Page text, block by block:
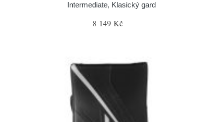
Intermediate, Klasický gard
8 149 Kč